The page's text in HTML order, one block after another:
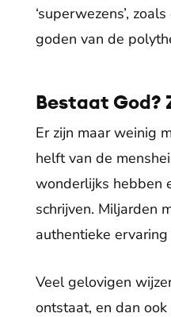
‘superwezens’,
goden van de
Bestaat God?
Er zijn maar weinig
helft van de
wonderlijks hebben
schrijven. Miljarden
authentieke
Veel gelovigen
ontstaat, en dan